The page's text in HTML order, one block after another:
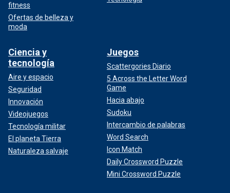
fitness
Ofertas de belleza y
moda
Ciencia y
tecnología
Aire y espacio
Seguridad
Innovación
Videojuegos
Tecnología militar
El planeta Tierra
Naturaleza salvaje
Juegos
Scattergories Diario
5 Across the Letter Word
Game
Hacia abajo
Sudoku
Intercambio de palabras
Word Search
Icon Match
Daily Crossword Puzzle
Mini Crossword Puzzle